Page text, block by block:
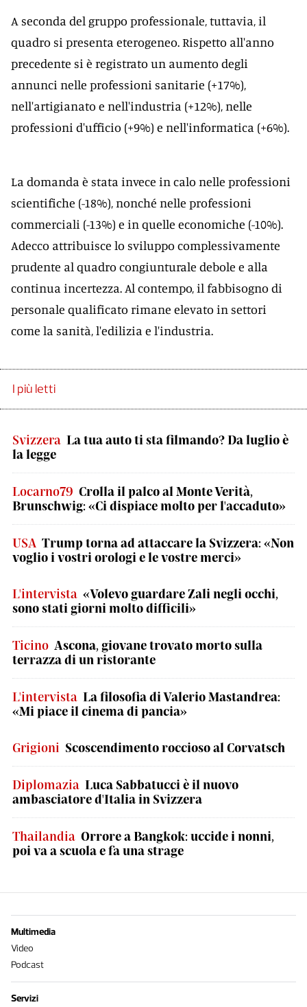
A seconda del gruppo professionale, tuttavia, il
quadro si presenta eterogeneo. Rispetto all'anno
precedente si è registrato un aumento degli
annunci nelle professioni sanitarie (+17%),
nell'artigianato e nell'industria (+12%), nelle
professioni d'ufficio (+9%) e nell'informatica (+6%).
La domanda è stata invece in calo nelle professioni
scientifiche (-18%), nonché nelle professioni
commerciali (-13%) e in quelle economiche (-10%).
Adecco attribuisce lo sviluppo complessivamente
prudente al quadro congiunturale debole e alla
continua incertezza. Al contempo, il fabbisogno di
personale qualificato rimane elevato in settori
come la sanità, l'edilizia e l'industria.
I più letti
Svizzera La tua auto ti sta filmando? Da luglio è
la legge
Locarno79 Crolla il palco al Monte Verità,
Brunschwig: «Ci dispiace molto per l'accaduto»
USA Trump torna ad attaccare la Svizzera: «Non
voglio i vostri orologi e le vostre merci»
L'intervista «Volevo guardare Zali negli occhi,
sono stati giorni molto difficili»
Ticino Ascona, giovane trovato morto sulla
terrazza di un ristorante
L'intervista La filosofia di Valerio Mastandrea:
«Mi piace il cinema di pancia»
Grigioni Scoscendimento roccioso al Corvatsch
Diplomazia Luca Sabbatucci è il nuovo
ambasciatore d'Italia in Svizzera
Thailandia Orrore a Bangkok: uccide i nonni,
poi va a scuola e fa una strage
Multimedia
Video
Podcast
Servizi